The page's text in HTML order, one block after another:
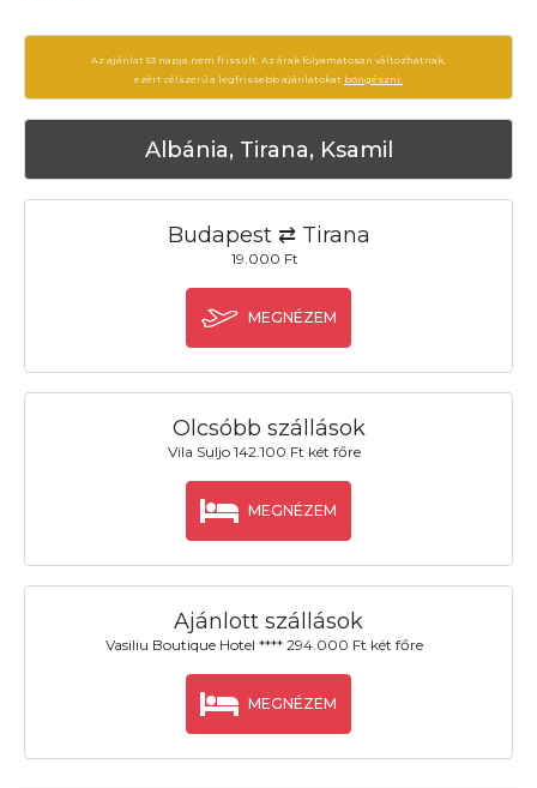
Az ajánlat 53 napja nem frissült. Az árak folyamatosan változhatnak,
ezért célszerű a legfrissebb ajánlatokat böngészni.
Albánia, Tirana, Ksamil
Budapest ⇄ Tirana
19.000 Ft
MEGNÉZEM
Olcsóbb szállások
Vila Suljo 142.100 Ft két főre
MEGNÉZEM
Ajánlott szállások
Vasiliu Boutique Hotel **** 294.000 Ft két főre
MEGNÉZEM